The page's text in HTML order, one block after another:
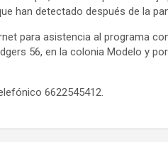
han detectado después de la
para asistencia al programa
56, en la colonia Modelo y
6622545412.